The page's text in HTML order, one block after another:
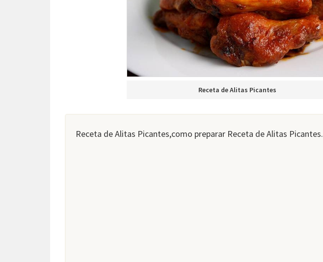
Receta de Alitas Picantes
Receta de Alitas Picantes,como preparar Receta de Alitas Picantes.